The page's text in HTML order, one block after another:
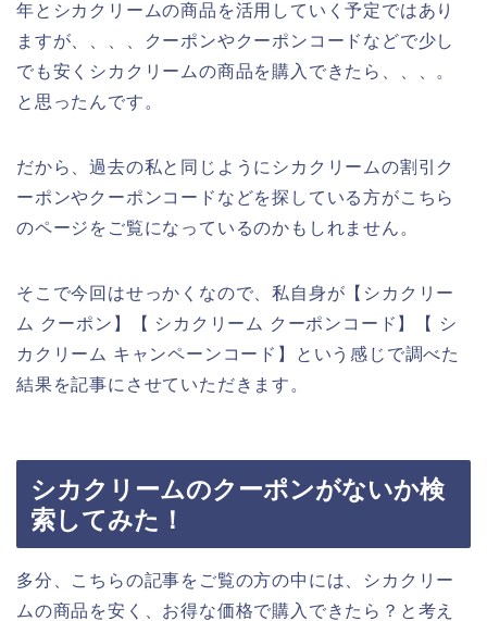
年とシカクリームの商品を活用していく予定ではあり
ますが、、、、クーポンやクーポンコードなどで少し
でも安くシカクリームの商品を購入できたら、、、。
と思ったんです。
だから、過去の私と同じようにシカクリームの割引ク
ーポンやクーポンコードなどを探している方がこちら
のページをご覧になっているのかもしれません。
そこで今回はせっかくなので、私自身が【シカクリー
ム クーポン】【 シカクリーム クーポンコード】【 シ
カクリーム キャンペーンコード】という感じで調べた
結果を記事にさせていただきます。
シカクリームのクーポンがないか検
索してみた！
多分、こちらの記事をご覧の方の中には、シカクリー
ムの商品を安く、お得な価格で購入できたら？と考え